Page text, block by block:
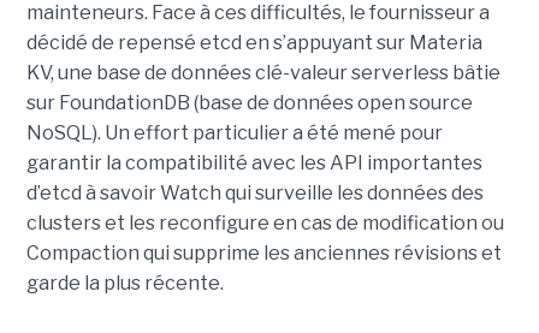
mainteneurs. Face à ces difficultés, le fournisseur a
décidé de repensé etcd en s’appuyant sur Materia
KV, une base de données clé-valeur serverless bâtie
sur FoundationDB (base de données open source
NoSQL). Un effort particulier a été mené pour
garantir la compatibilité avec les API importantes
d’etcd à savoir Watch qui surveille les données des
clusters et les reconfigure en cas de modification ou
Compaction qui supprime les anciennes révisions et
garde la plus récente.